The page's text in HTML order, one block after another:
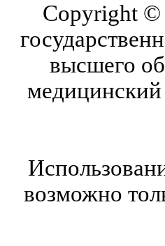
Copyright ©
высшего
медицинский
возможно